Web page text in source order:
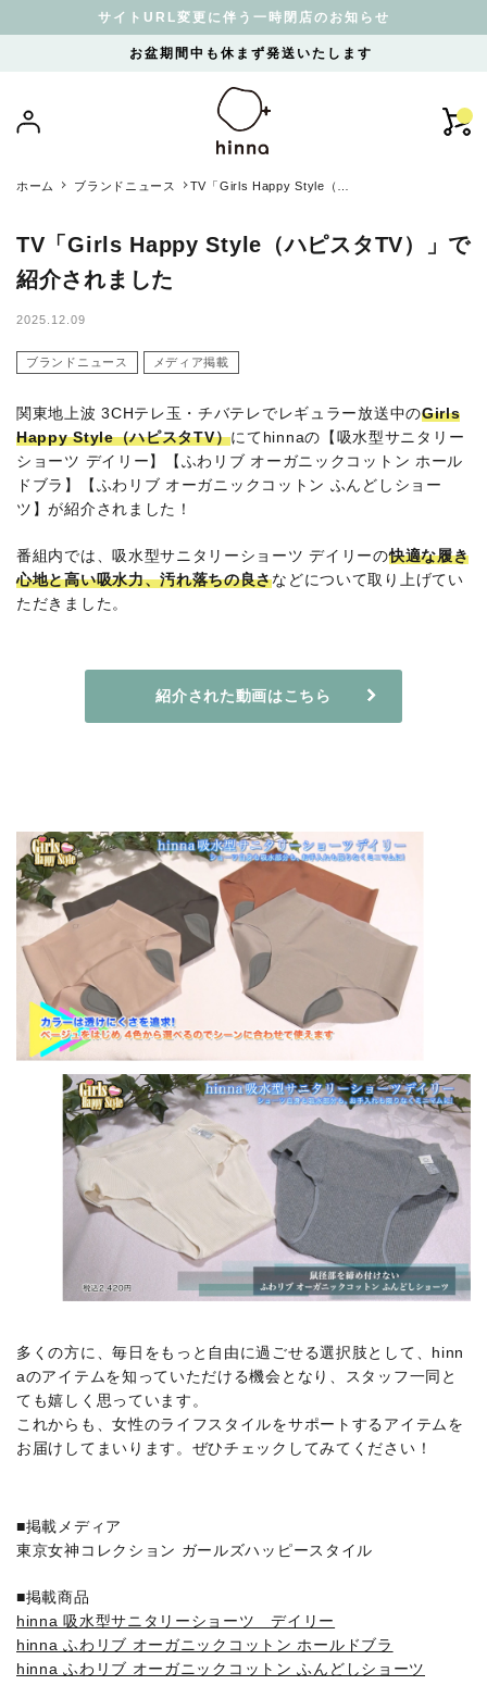
サイトURL変更に伴う一時閉店のお知らせ
お盆期間中も休まず発送いたします
ホーム ブランドニュース
TV「Girls Happy Style（ハ
TV「Girls Happy Style（ハピスタTV）」で
紹介されました
2025.12.09
ブランドニュース メディア掲載
関東地上波 3CHテレ玉・チバテレでレギュラー放送中のGirls
Happy Style（ハピスタTV）にてhinnaの【吸水型サニタリー
ショーツ デイリー】【ふわリブ オーガニックコットン ホール
ドブラ】
【ふわリブ オーガニックコットン ふんどしショー
ツ】が紹介されました！
番組内では、吸水型サニタリーショーツ デイリーの快適な履き
心地と高い吸水力、汚れ落ちの良さなどについて取り上げてい
ただきました。
紹介された動画はこちら
多くの方に、毎日をもっと自由に過ごせる選択肢として、 hinn
aのアイテムを知っていただける機会となり、スタッフ一同と
ても嬉しく思っています。
これからも、女性のライフスタイルをサポートするアイテムを
お届けしてまいります。ぜひチェックしてみてください！
■掲載メディア
東京女神コレクション ガールズハッピースタイル
■掲載商品
hinna 吸水型サニタリーショーツ デイリー
hinna ふわリブ オーガニックコットン ホールドブラ
hinna ふわリブ オーガニックコットン ふんどしショーツ